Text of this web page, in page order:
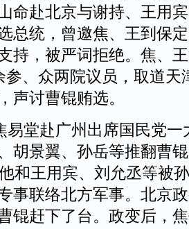
命赴北京与谢持、王用
总统，曾邀焦、王到保
持，被严词拒绝。焦、
参、众两院议员，取道天
声讨曹锟贿选。
堂赴广州出席国民党一
胡景翼、孙岳等推翻曹
和王用宾、刘允丞等被
事联络北方军事。北京
锟赶下了台。政变后，